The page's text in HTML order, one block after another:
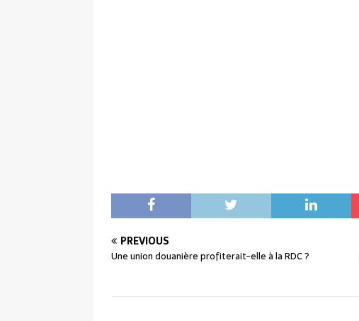
PREVIOUS
Une union douanière profiterait-elle à la RDC ?